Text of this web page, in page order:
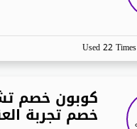
Used 22 Times
كوبون خصم
خصم تجربة